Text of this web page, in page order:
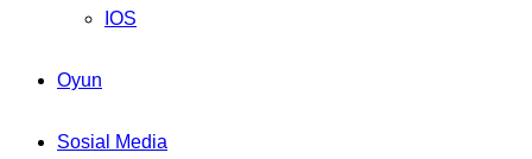
IOS
Oyun
Sosial Media